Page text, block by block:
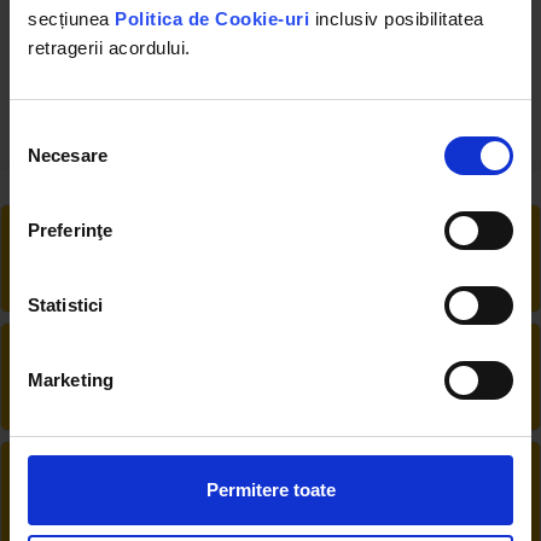
secțiunea Politica de Cookie-uri inclusiv posibilitatea
retragerii acordului.
consimțământului
Necesare
Preferinţe
Statistici
Marketing
Permitere toate
Ai posibilitate de retur în 30 zile, comandă
produsele de care ai nevoie fără griji
La livrare, verifici produsele împreună cu
șoferul înainte de a face plata
Livrăm rapid, avem toate produsele în
depozitul nostru din Arad